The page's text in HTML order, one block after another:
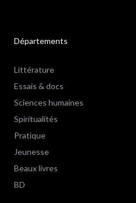
Départements
Littérature
Essais & docs
Sciences humaines
Spiritualités
Pratique
Jeunesse
Beaux livres
BD